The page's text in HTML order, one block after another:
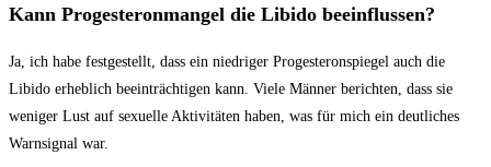
Kann Progesteronmangel die Libido beeinflussen?
Ja, ich habe ‍festgestellt, dass ein niedriger⁣ Progesteronspiegel auch die
Libido erheblich beeinträchtigen kann. Viele Männer ⁣berichten, dass sie
weniger Lust‌ auf sexuelle Aktivitäten‌ haben, was für mich ein deutliches
Warnsignal war.